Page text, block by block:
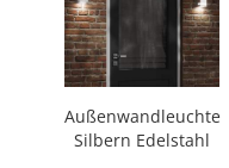
Außenwandleuchte
Silbern Edelstahl